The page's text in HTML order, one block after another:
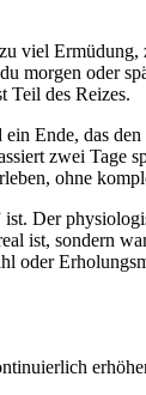
viel
morgen oder
Teil des Reizes.
Ende, das
zwei Tage
ohne
Der
ist, sondern
oder